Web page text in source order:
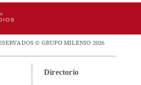
© GRUPO MILENIO 2026
Directorio